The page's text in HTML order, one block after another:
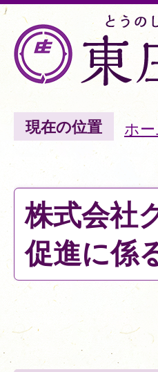
現在の位置 ホー
株式会社
促進に係